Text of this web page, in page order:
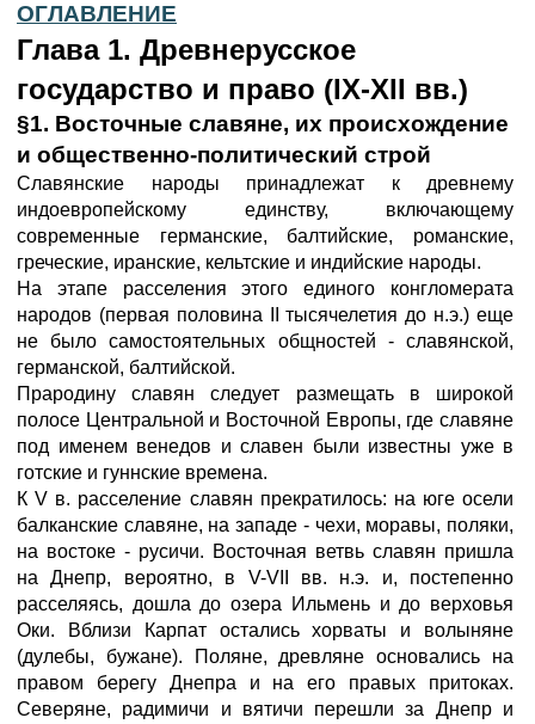
ОГЛАВЛЕНИЕ
Глава 1. Древнерусское
государство и право (IX-ХII вв.)
§1. Восточные славяне, их происхождение
и общественно-политический строй
Славянские народы принадлежат к древнему
индоевропейскому единству, включающему
современные германские, балтийские, романские,
греческие, иранские, кельтские и индийские народы.
На этапе расселения этого единого конгломерата
народов (первая половина II тысячелетия до н.э.) еще
не было самостоятельных общностей - славянской,
германской, балтийской.
Прародину славян следует размещать в широкой
полосе Центральной и Восточной Европы, где славяне
под именем венедов и славен были известны уже в
готские и гуннские времена.
К V в. расселение славян прекратилось: на юге осели
балканские славяне, на западе - чехи, моравы, поляки,
на востоке - русичи. Восточная ветвь славян пришла
на Днепр, вероятно, в V-VII вв. н.э. и, постепенно
расселяясь, дошла до озера Ильмень и до верховья
Оки. Вблизи Карпат остались хорваты и волыняне
(дулебы, бужане). Поляне, древляне основались на
правом берегу Днепра и на его правых притоках.
Северяне, радимичи и вятичи перешли за Днепр и